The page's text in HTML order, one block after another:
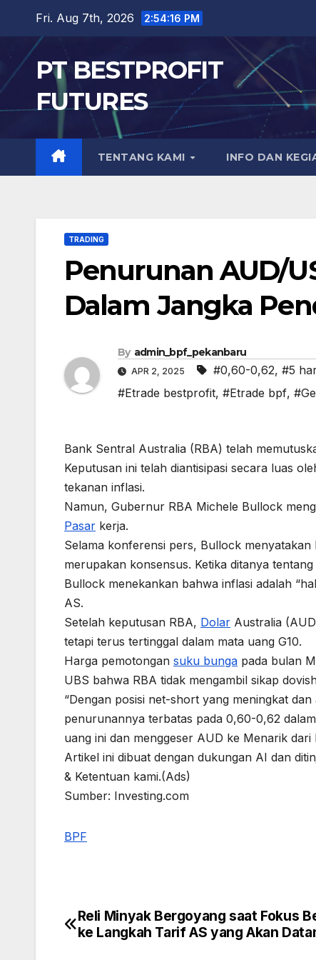
content
Fri. Aug 7th, 2026 2:54:17 PM
PT BESTPROFIT
FUTURES
TENTANG KAMI INFO DAN
TRADING
Penurunan AUD/
Dalam Jangka
By admin_bpf_pekanbaru
APR 2, 2025 #0,60-0,62, #5
#Etrade bestprofit, #Etrade bpf,
Bank Sentral Australia (RBA) telah
Keputusan ini telah diantisipasi secara luas
tekanan inflasi.
Namun, Gubernur RBA Michele Bullock
Pasar kerja.
Selama konferensi pers, Bullock
merupakan konsensus. Ketika ditanya
Bullock menekankan bahwa inflasi adalah
AS.
Setelah keputusan RBA, Dolar Australia
tetapi terus tertinggal dalam mata uang G10.
Harga pemotongan suku bunga pada bulan
UBS bahwa RBA tidak mengambil sikap
“Dengan posisi net-short yang meningkat
penurunannya terbatas pada 0,60-0,62
uang ini dan menggeser AUD ke Menarik
Artikel ini dibuat dengan dukungan AI dan
& Ketentuan kami.(Ads)
Sumber: Investing.com
BPF
Post
Reli Minyak Bergoyang saat Fokus
ke Langkah Tarif AS yang Akan